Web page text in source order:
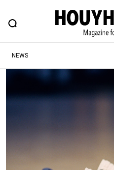
FEATURE BLOG
ヒップなファッション、カルチャ
#注目のタグ
NEWS